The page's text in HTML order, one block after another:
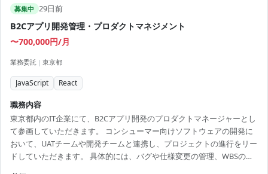
募集中 29日前
B2Cアプリ開発管理・プロダクトマネジメント
〜700,000円/月
業務委託 | 東京都
JavaScript React
職務内容
東京都内のIT企業にて、B2Cアプリ開発のプロダクトマネージャーとし
て参画していただきます。 コンシューマー向けソフトウェアの開発に
おいて、UATチームや開発チームと連携し、プロジェクトの進行をリー
ドしていただきます。 具体的には、バグや仕様変更の管理、WBSの作